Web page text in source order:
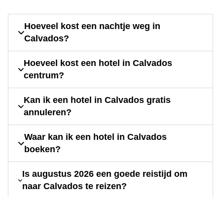
Hoeveel kost een nachtje weg in
Calvados?
Hoeveel kost een hotel in Calvados
centrum?
Kan ik een hotel in Calvados gratis
annuleren?
Waar kan ik een hotel in Calvados
boeken?
Is augustus 2026 een goede reistijd om
naar Calvados te reizen?